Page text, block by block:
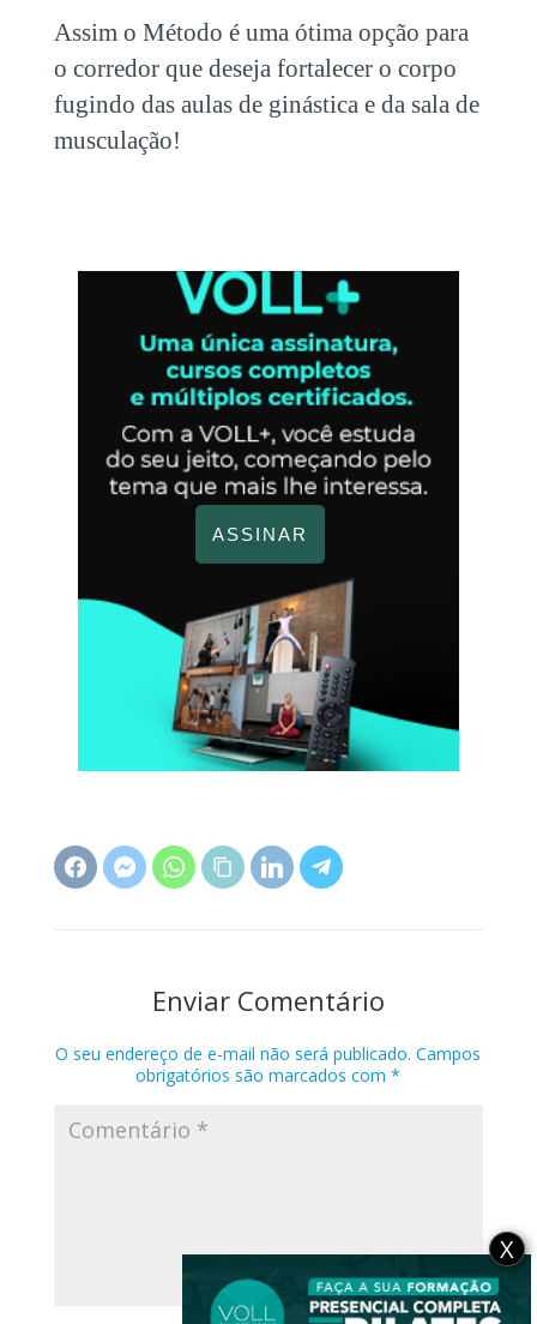
Assim o Método é uma ótima opção para
o corredor que deseja fortalecer o corpo
fugindo das aulas de ginástica e da sala de
musculação!
ASSINAR
Enviar Comentário
O seu endereço de e-mail não será publicado. Campos
obrigatórios são marcados com*
X